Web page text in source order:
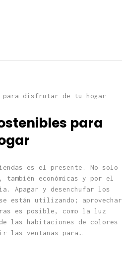
para
es el presente. No solo
también económicas y por el
Apagar y desenchufar los
están utilizando; aprovechar
es posible, como la luz
las habitaciones de colores
las ventanas para…